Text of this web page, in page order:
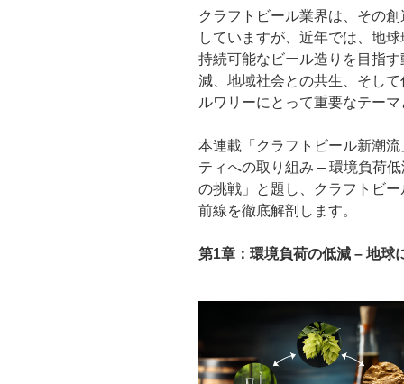
クラフトビール業界は、その
していますが、近年では、地
持続可能なビール造りを目指
減、地域社会との共生、そし
ルワリーにとって重要なテーマ
本連載「クラフトビール新潮
ティへの取り組み – 環境負荷
の挑戦」と題し、クラフトビ
前線を徹底解剖します。
第1章：環境負荷の低減 – 地球